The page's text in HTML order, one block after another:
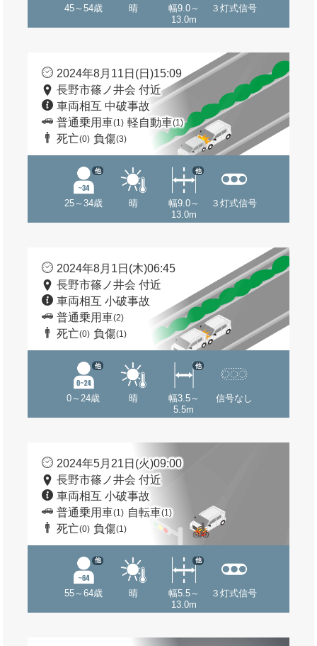
45～54歳 晴
幅9.0～
13.0m
３灯式信号
2024年8月11日(日)15:09
長野市篠ノ井会 付近
車両相互 中破事故
普通乗用車(1) 軽自動車(1)
死亡(0) 負傷(3)
25～34歳
他
晴
幅9.0～
13.0m
他
３灯式信号
2024年8月1日(木)06:45
長野市篠ノ井会 付近
車両相互 小破事故
普通乗用車(2)
死亡(0) 負傷(1)
0～24歳
他
晴
幅3.5～
5.5m
他
信号なし
2024年5月21日(火)09:00
長野市篠ノ井会 付近
車両相互 小破事故
普通乗用車(1) 自転車(1)
死亡(0) 負傷(1)
55～64歳
他
晴
幅5.5～
13.0m
他
３灯式信号